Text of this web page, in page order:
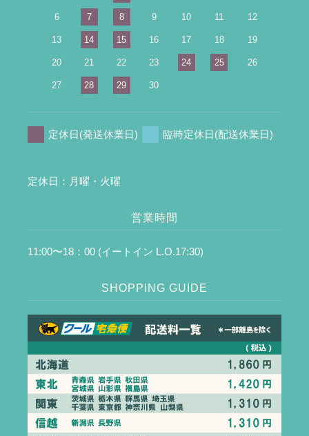
6 7 8 9 10 11 12
13 14 15 16 17 18 19
20 21 22 23 24 25 26
27 28 29 30
定休日(発送休業日) 臨時定休日(配送休業日)
定休日：月曜・火曜
営業時間
11:00〜18：00 (イートイン L.O.17:30)
SHOPPING GUIDE